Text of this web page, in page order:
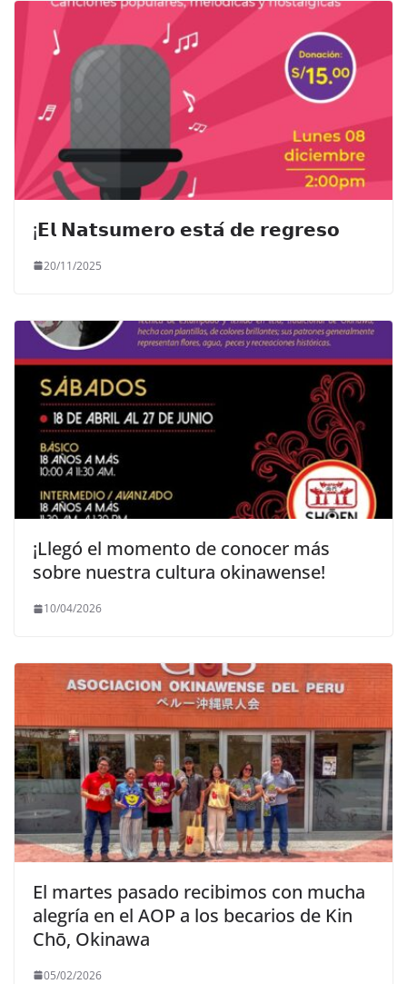
¡𝗘𝗹 𝗡𝗮𝘁𝘀𝘂𝗺𝗲𝗿𝗼 𝗲𝘀𝘁𝗮́ 𝗱𝗲 𝗿𝗲𝗴𝗿𝗲𝘀𝗼
20/11/2025
¡Llegó el momento de conocer más
sobre nuestra cultura okinawense!
10/04/2026
El martes pasado recibimos con mucha
alegría en el AOP a los becarios de Kin
Chō, Okinawa
05/02/2026